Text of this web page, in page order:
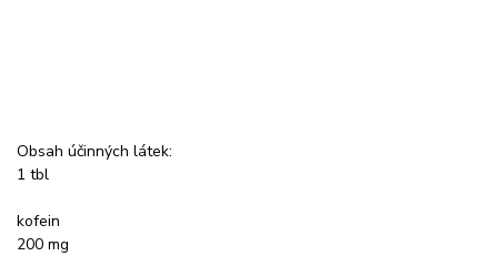
Obsah účinných látek:
1 tbl
kofein
200 mg